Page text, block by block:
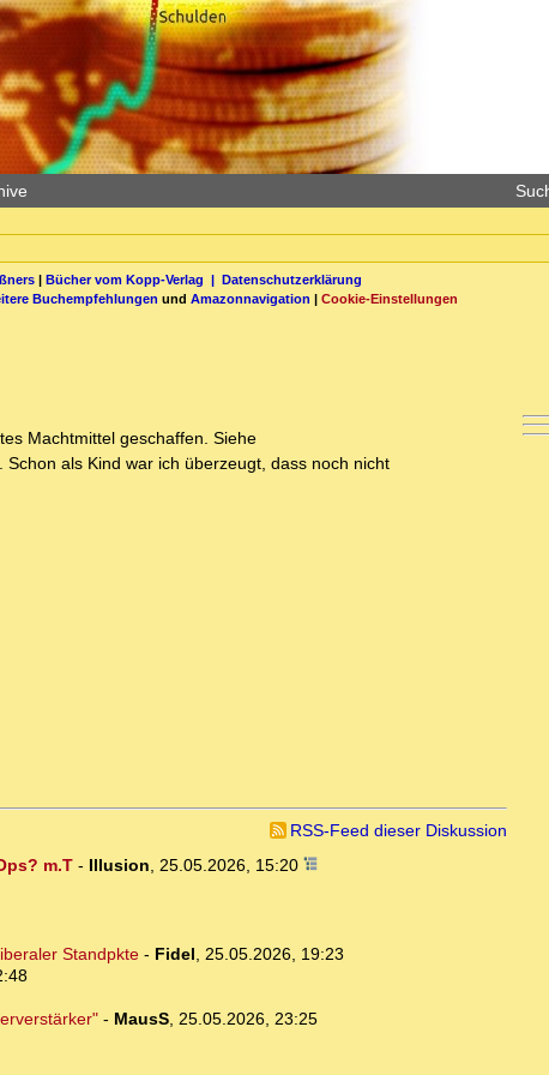
| Bücher vom Kopp-Verlag | Datenschutzerklärung
Buchempfehlungen und Amazonnavigation | Cookie-Einstellungen
Machtmittel geschaffen. Siehe
als Kind war ich überzeugt, dass noch nicht
RSS-Feed dieser Diskussion
m.T- Illusion, 25.05.2026, 15:20
Standpkte- Fidel, 25.05.2026, 19:23
- MausS, 25.05.2026, 23:25